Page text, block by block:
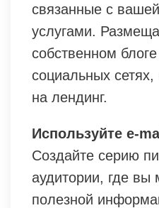
связанные с
услугами.
собственном
социальных
на лендинг.
Используйте e-
Создайте серию
аудитории, где вы
полезной